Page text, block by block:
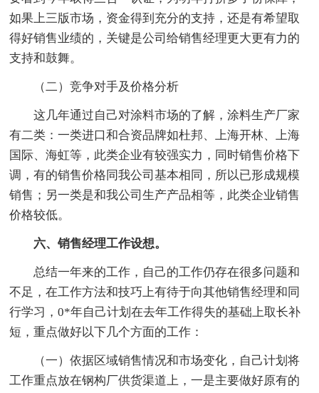
如果上三版市场，资金得到充分的支持，还是有希望取
得好销售业绩的，关键是公司给销售经理更大更有力的
支持和鼓舞。
（二）竞争对手及价格分析
这几年通过自己对涂料市场的了解，涂料生产厂家
有二类：一类进口和合资品牌如杜邦、上海开林、上海
国际、海虹等，此类企业有较强实力，同时销售价格下
调，有的销售价格同我公司基本相同，所以已形成规模
销售；另一类是和我公司生产产品相等，此类企业销售
价格较低。
六、销售经理工作设想。
总结一年来的工作，自己的工作仍存在很多问题和
不足，在工作方法和技巧上有待于向其他销售经理和同
行学习，0*年自己计划在去年工作得失的基础上取长补
短，重点做好以下几个方面的工作：
（一）依据区域销售情况和市场变化，自己计划将
工作重点放在钢构厂供货渠道上，一是主要做好原有的